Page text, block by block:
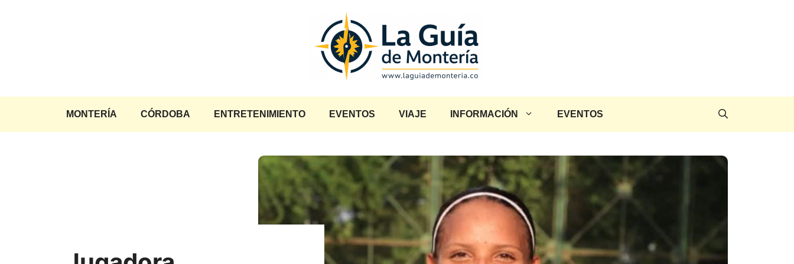
MONTERÍA CÓRDOBA ENTRETENIMIENTO EVENTOS VIAJE INFORMACIÓN EVENTOS